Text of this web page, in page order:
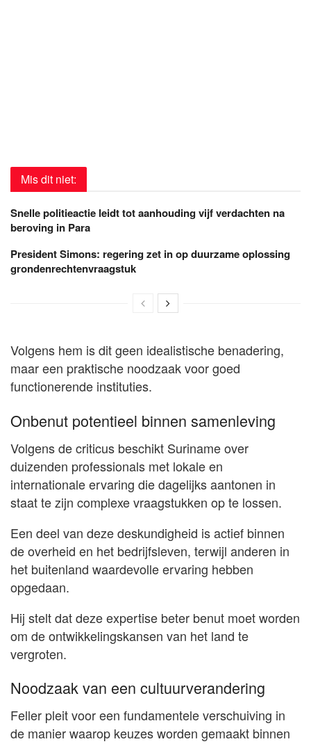
Mis dit niet:
Snelle politieactie leidt tot aanhouding vijf verdachten na
beroving in Para
President Simons: regering zet in op duurzame oplossing
grondenrechtenvraagstuk
Volgens hem is dit geen idealistische benadering,
maar een praktische noodzaak voor goed
functionerende instituties.
Onbenut potentieel binnen samenleving
Volgens de criticus beschikt Suriname over
duizenden professionals met lokale en
internationale ervaring die dagelijks aantonen in
staat te zijn complexe vraagstukken op te lossen.
Een deel van deze deskundigheid is actief binnen
de overheid en het bedrijfsleven, terwijl anderen in
het buitenland waardevolle ervaring hebben
opgedaan.
Hij stelt dat deze expertise beter benut moet worden
om de ontwikkelingskansen van het land te
vergroten.
Noodzaak van een cultuurverandering
Feller pleit voor een fundamentele verschuiving in
de manier waarop keuzes worden gemaakt binnen